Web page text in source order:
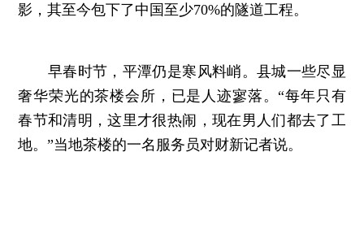
影，其至今包下了中国至少70%的隧道工程。
早春时节，平潭仍是寒风料峭。县城一些尽显
奢华荣光的茶楼会所，已是人迹寥落。“每年只有
春节和清明，这里才很热闹，现在男人们都去了工
地。”当地茶楼的一名服务员对财新记者说。